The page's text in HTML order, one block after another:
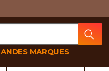
MARQUES